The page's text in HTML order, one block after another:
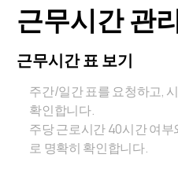
근무시간 관
근무시간 표 보기
주간/일간 표를 요청하고,
확인합니다.
주당 근로시간 40시간 여
로 명확히 확인합니다.